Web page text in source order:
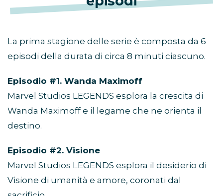
La prima stagione delle serie è composta da 6
episodi della durata di circa 8 minuti ciascuno.
Episodio #1. Wanda Maximoff
Marvel Studios LEGENDS esplora la crescita di
Wanda Maximoff e il legame che ne orienta il
destino.
Episodio #2. Visione
Marvel Studios LEGENDS esplora il desiderio di
Visione di umanità e amore, coronati dal